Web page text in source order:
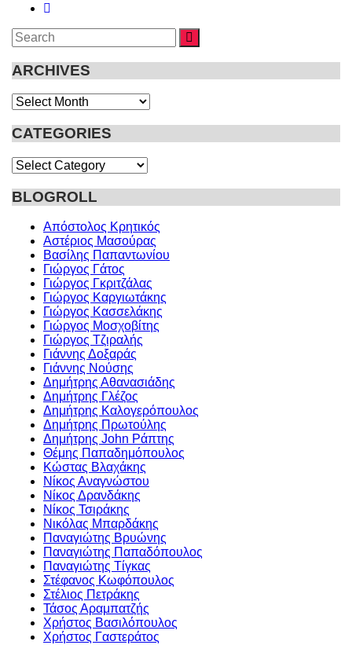
Search
for:
ARCHIVES
Archives
CATEGORIES
Categories
BLOGROLL
Απόστολος Κρητικός
Αστέριος Μασούρας
Βασίλης Παπαντωνίου
Γιώργος Γάτος
Γιώργος Γκριτζάλας
Γιώργος Καργιωτάκης
Γιώργος Κασσελάκης
Γιώργος Μοσχοβίτης
Γιώργος Τζιραλής
Γιάννης Δοξαράς
Γιάννης Νούσης
Δημήτρης Αθανασιάδης
Δημήτρης Γλέζος
Δημήτρης Καλογερόπουλος
Δημήτρης Πρωτούλης
Δημήτρης John Ράπτης
Θέμης Παπαδημόπουλος
Κώστας Βλαχάκης
Νίκος Αναγνώστου
Νίκος Δρανδάκης
Νίκος Τσιράκης
Νικόλας Μπαρδάκης
Παναγιώτης Βρυώνης
Παναγιώτης Παπαδόπουλος
Παναγιώτης Τίγκας
Στέφανος Κωφόπουλος
Στέλιος Πετράκης
Τάσος Αραμπατζής
Χρήστος Βασιλόπουλος
Χρήστος Γαστεράτος